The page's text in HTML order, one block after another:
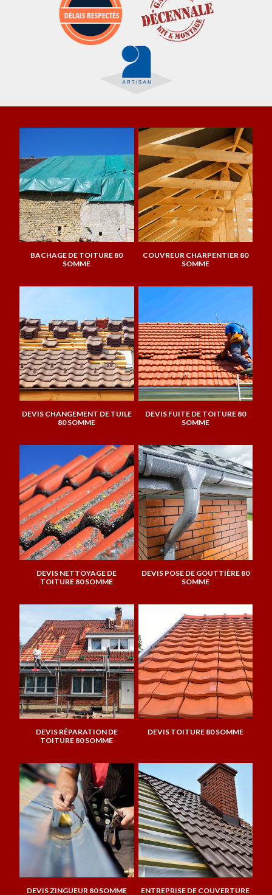
BACHAGE DE TOITURE 80
SOMME
COUVREUR CHARPENTIER 80
SOMME
DEVIS CHANGEMENT DE TUILE
80 SOMME
DEVIS FUITE DE TOITURE 80
SOMME
DEVIS NETTOYAGE DE
TOITURE 80 SOMME
DEVIS POSE DE GOUTTIÈRE 80
SOMME
DEVIS RÉPARATION DE
TOITURE 80 SOMME
DEVIS TOITURE 80 SOMME
DEVIS ZINGUEUR 80 SOMME
ENTREPRISE DE COUVERTURE